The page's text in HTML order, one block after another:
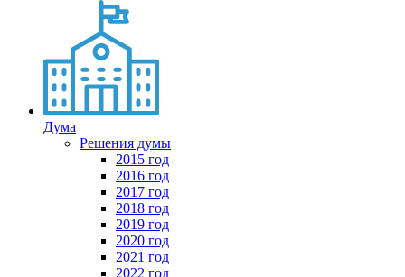
Дума
Решения думы
2015 год
2016 год
2017 год
2018 год
2019 год
2020 год
2021 год
2022 год